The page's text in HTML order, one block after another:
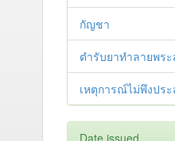
กัญชา
ตำรับยาทำลายพระ
เหตุการณ์ไม่พึงปร
Date issued